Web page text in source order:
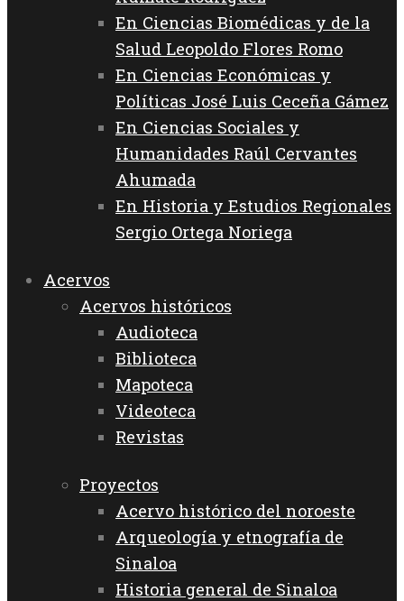
En Ciencias Biomédicas y de la
Salud Leopoldo Flores Romo
En Ciencias Económicas y
Políticas José Luis Ceceña Gámez
En Ciencias Sociales y
Humanidades Raúl Cervantes
Ahumada
En Historia y Estudios Regionales
Sergio Ortega Noriega
Acervos
Acervos históricos
Audioteca
Biblioteca
Mapoteca
Videoteca
Revistas
Proyectos
Acervo histórico del noroeste
Arqueología y etnografía de
Sinaloa
Historia general de Sinaloa